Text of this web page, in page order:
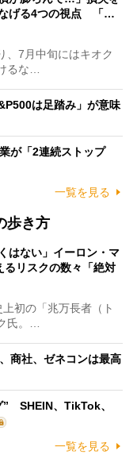
げる4つの視点 「…
、7月中旬にはキオク
るな…
は足踏み」が意味
が「2連続ストップ
一覧を見る
歩き方
はない」イーロン・マ
るリスクの数々「絶対
初の「兆万長者（ト
氏。…
商社、ゼネコンは最高
” SHEIN、TikTok、
一覧を見る